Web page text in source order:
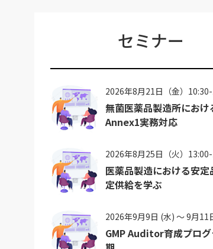
セミナー
2026年8月21日（金）
無菌医薬品製造所におけ
Annex1実務対応
2026年8月25日（火）
医薬品製造における安定
定供給を学ぶ
2026年9月9日 (水) ～ 9月11
GMP Auditor育成プロ